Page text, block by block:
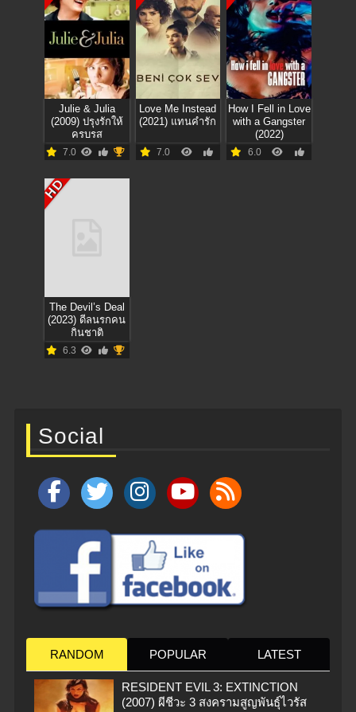
Julie & Julia
(2009) ปรุงรักให้
ครบรส
7.0
Love Me Instead
(2021) แทนคำรัก
7.0
How I Fell in Love
with a Gangster
(2022)
6.0
HD
The Devil’s Deal
(2023) ดีลนรกคน
กินชาติ
6.3
Social
RANDOM POPULAR LATEST
RESIDENT EVIL 3: EXTINCTION
(2007) ผีชีวะ 3 สงครามสูญพันธุ์ไวรัส